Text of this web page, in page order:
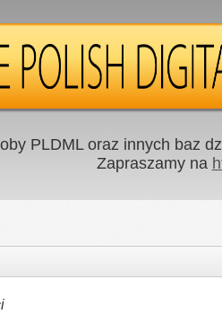
PLDML oraz innych baz
Zapraszamy na